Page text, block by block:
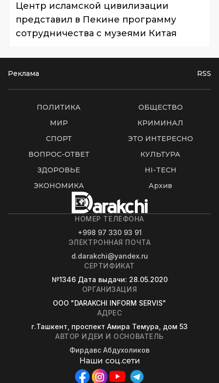
Центр исламской цивилизации
представил в Пекине программу
сотрудничества с музеями Китая
Реклама RSS
ПОЛИТИКА
ОБЩЕСТВО
МИР
КРИМИНАЛ
СПОРТ
ЭТО ИНТЕРЕСНО
ВОПРОС-ОТВЕТ
КУЛЬТУРА
ЗДОРОВЬЕ
HI-TECH
ЭКОНОМИКА
Архив
НОМЕР ТЕЛЕФОНА
+998 97 330 93 91
ЭЛЕКТРОННАЯ ПОЧТА
d.darakchi@yandex.ru
СЕРТИФИКАТ
№1346 Дата выдачи: 28.05.2020
ОРГАНИЗАЦИЯ
OOO "DARAKCHI INFORM SERVIS"
АДРЕС
г.Ташкент, проспект Амира Темура, дом 53
АВТОР ИДЕИ И ОСНОВАТЕЛЬ
Фирдавс Абдухоликов
Наши соц.сети